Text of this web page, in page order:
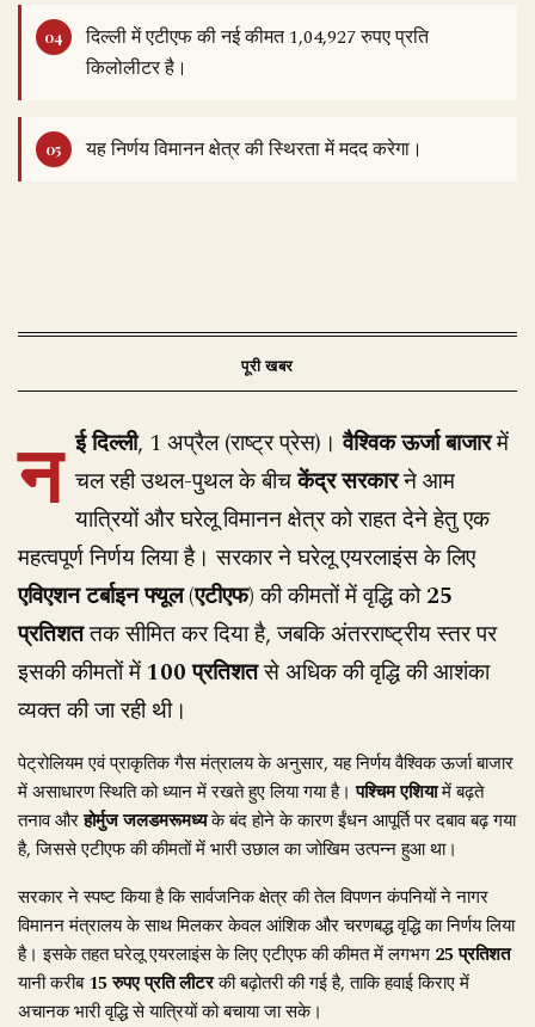
दिल्ली में एटीएफ की नई कीमत 1,04,927 रुपए प्रति
किलोलीटर है।
यह निर्णय विमानन क्षेत्र की स्थिरता में मदद करेगा।
न ई दिल्ली, 1 अप्रैल (राष्ट्र प्रेस)।वैश्विक ऊर्जा बाजारमें
चल रही उथल-पुथल के बीचकेंद्र सरकारने आम
यात्रियों और घरेलू विमानन क्षेत्र को राहत देने हेतु एक
महत्वपूर्ण निर्णय लिया है। सरकार ने घरेलू एयरलाइंस के लिए
एविएशन टर्बाइन फ्यूल (एटीएफ)की कीमतों में वृद्धि को25
प्रतिशततक सीमित कर दिया है, जबकि अंतरराष्ट्रीय स्तर पर
इसकी कीमतों में 100 प्रतिशतसे अधिक की वृद्धि की आशंका
व्यक्त की जा रही थी।
पेट्रोलियम एवं प्राकृतिक गैस मंत्रालय के अनुसार, यह निर्णय वैश्विक ऊर्जा बाजार
में असाधारण स्थिति को ध्यान में रखते हुए लिया गया है।पश्चिम एशियामें बढ़ते
तनाव औरहोर्मुज जलडमरूमध्यके बंद होने के कारण ईंधन आपूर्ति पर दबाव बढ़ गया
है, जिससे एटीएफ की कीमतों में भारी उछाल का जोखिम उत्पन्न हुआ था।
सरकार ने स्पष्ट किया है कि सार्वजनिक क्षेत्र की तेल विपणन कंपनियों ने नागर
विमानन मंत्रालय के साथ मिलकर केवल आंशिक और चरणबद्ध वृद्धि का निर्णय लिया
है। इसके तहत घरेलू एयरलाइंस के लिए एटीएफ की कीमत में लगभग 25 प्रतिशत
यानी करीब15 रुपए प्रति लीटरकी बढ़ोतरी की गई है, ताकि हवाई किराए में
अचानक भारी वृद्धि से यात्रियों को बचाया जा सके।